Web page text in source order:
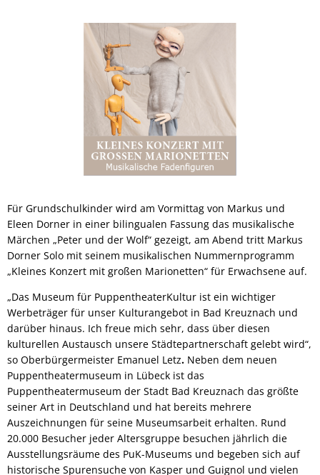
Für Grundschulkinder wird am Vormittag von Markus und
Eleen Dorner in einer bilingualen Fassung das musikalische
Märchen „Peter und der Wolf“ gezeigt, am Abend tritt Markus
Dorner Solo mit seinem musikalischen Nummernprogramm
„Kleines Konzert mit großen Marionetten“ für Erwachsene auf.
„Das Museum für PuppentheaterKultur ist ein wichtiger
Werbeträger für unser Kulturangebot in Bad Kreuznach und
darüber hinaus. Ich freue mich sehr, dass über diesen
kulturellen Austausch unsere Städtepartnerschaft gelebt wird“,
so Oberbürgermeister Emanuel Letz. Neben dem neuen
Puppentheatermuseum in Lübeck ist das
Puppentheatermuseum der Stadt Bad Kreuznach das größte
seiner Art in Deutschland und hat bereits mehrere
Auszeichnungen für seine Museumsarbeit erhalten. Rund
20.000 Besucher jeder Altersgruppe besuchen jährlich die
Ausstellungsräume des PuK-Museums und begeben sich auf
historische Spurensuche von Kasper und Guignol und vielen